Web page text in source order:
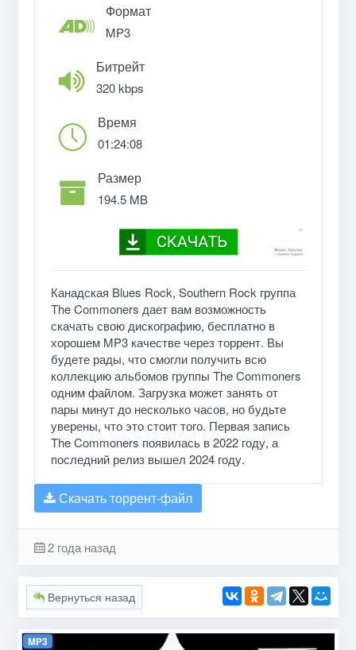
Формат
MP3
Битрейт
320 kbps
Время
01:24:08
Размер
194.5 MB
Канадская Blues Rock, Southern Rock группа
The Commoners дает вам возможность
скачать свою дискографию, бесплатно в
хорошем MP3 качестве через торрент. Вы
будете рады, что смогли получить всю
коллекцию альбомов группы The Commoners
одним файлом. Загрузка может занять от
пары минут до несколько часов, но будьте
уверены, что это стоит того. Первая запись
The Commoners появилась в 2022 году, а
последний релиз вышел 2024 году.
Скачать торрент-файл
2 года назад
Вернуться назад
MP3